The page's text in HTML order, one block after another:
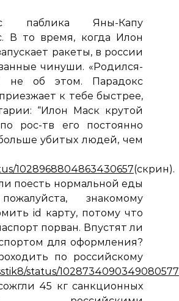
паблика Яны-Капу
В то время, когда Илон
ракеты, в россии
чинуши. «Родился-
не об этом. Парадокс
к тебе быстрее,
“Илон Маск крутой
рос-тв его постоянно
убитых людей, чем
1028968804863430657(скрин).
поесть нормальной еды
знакомому
id карту, потому что
порван. Впустят ли
для оформления?
по российскому
status/1028734090349080577
45 кг санкционных